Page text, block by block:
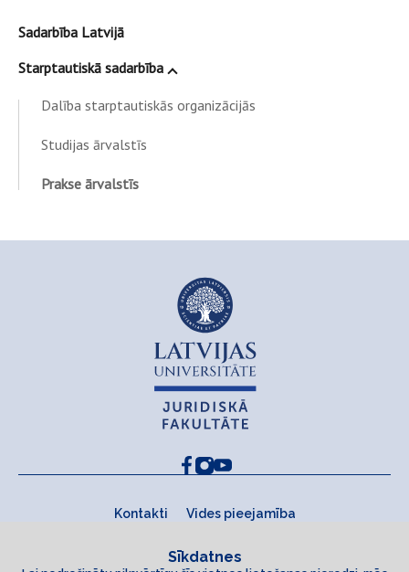
Sadarbība Latvijā
Starptautiskā sadarbība
Dalība starptautiskās organizācijās
Studijas ārvalstīs
Prakse ārvalstīs
Kontakti Vides pieejamība
Sīkdatnes